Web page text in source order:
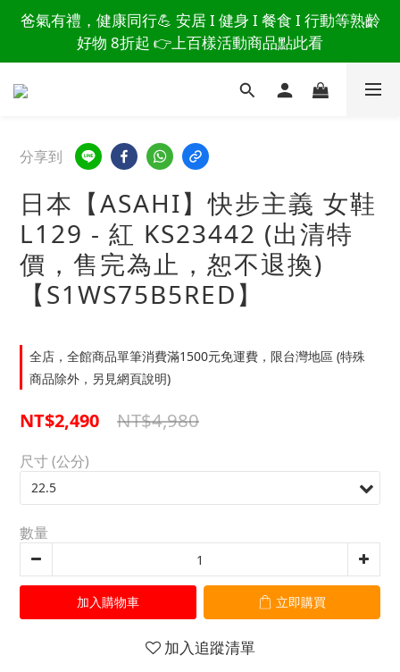
讀懂爸爸總說「不用買」的堅強 👉 3大生活貼心巧
思，找回他的生活主導權
爸氣有禮，健康同行💪 安居 I 健身 I 餐食 I 行動等熟齡
好物 8折起 👉上百樣活動商品點此看
讀懂爸爸總說「不用買」的堅強 👉 3大生活貼心巧
思，找回他的生活主導權
分享到
日本【ASAHI】快步主義 女鞋
L129 - 紅 KS23442 (出清特
價，售完為止，恕不退換)
【S1WS75B5RED】
全店，全館商品單筆消費滿1500元免運費，限台灣地區 (特殊
商品除外，另見網頁說明)
NT$2,490 NT$4,980
尺寸 (公分)
數量
加入購物車 立即購買
加入追蹤清單